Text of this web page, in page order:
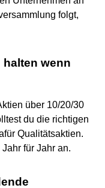
folgt,
halten wenn
über 10/20/30
du die richtigen
Qualitätsaktien.
für Jahr an.